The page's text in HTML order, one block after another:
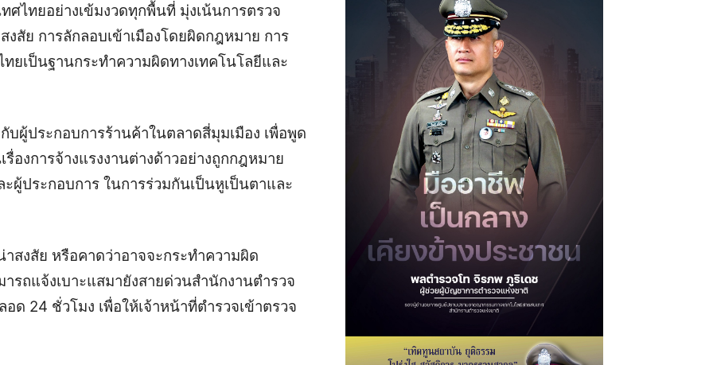
ศไทยอย่างเข้มงวดทุกพื้นที่ มุ่งเน้นการตรวจ
ย การลักลอบเข้าเมืองโดยผิดกฎหมาย การ
ยเป็นฐานกระทำความผิดทางเทคโนโลยีและ
ผู้ประกอบการร้านค้าในตลาดสี่มุมเมือง เพื่อพูด
องการจ้างแรงงานต่างด้าวอย่างถูกกฎหมาย
ประกอบการ ในการร่วมกันเป็นหูเป็นตาและ
งสัย หรือคาดว่าอาจจะกระทำความผิด
รถแจ้งเบาะแสมายังสายด่วนสำนักงานตำรวจ
ด 24 ชั่วโมง เพื่อให้เจ้าหน้าที่ตำรวจเข้าตรวจ